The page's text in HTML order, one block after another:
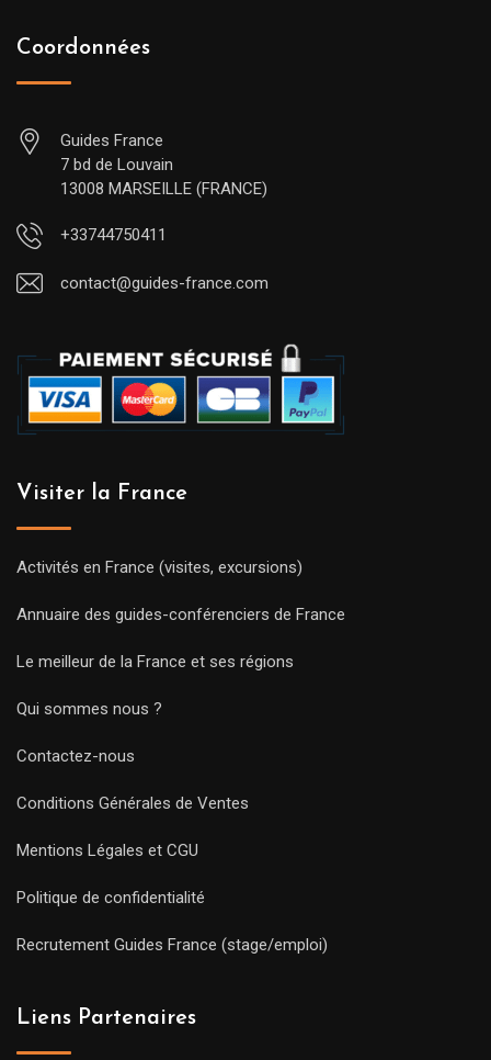
Coordonnées
Guides France
7 bd de Louvain
13008 MARSEILLE (FRANCE)
+33744750411
contact@guides-france.com
Visiter la France
Activités en France (visites, excursions)
Annuaire des guides-conférenciers de France
Le meilleur de la France et ses régions
Qui sommes nous ?
Contactez-nous
Conditions Générales de Ventes
Mentions Légales et CGU
Politique de confidentialité
Recrutement Guides France (stage/emploi)
Liens Partenaires